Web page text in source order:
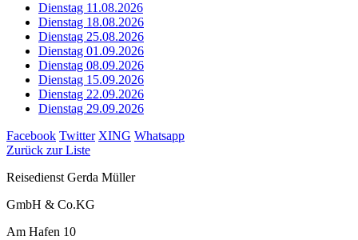
Dienstag 11.08.2026
Dienstag 18.08.2026
Dienstag 25.08.2026
Dienstag 01.09.2026
Dienstag 08.09.2026
Dienstag 15.09.2026
Dienstag 22.09.2026
Dienstag 29.09.2026
Facebook Twitter XING Whatsapp
Zurück zur Liste
Reisedienst Gerda Müller
GmbH & Co.KG
Am Hafen 10